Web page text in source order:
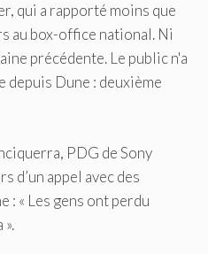
qui a rapporté moins que
au box-office national. Ni
précédente. Le public n'a
depuis Dune : deuxième
PDG de Sony
d’un appel avec des
: « Les gens ont perdu
».